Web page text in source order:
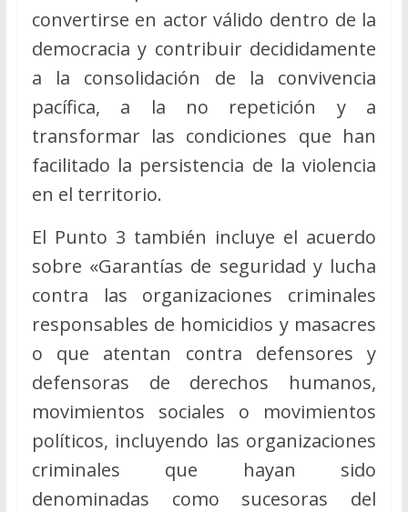
convertirse en actor válido dentro de la
democracia y contribuir decididamente
a la consolidación de la convivencia
pacífica, a la no repetición y a
transformar las condiciones que han
facilitado la persistencia de la violencia
en el territorio.
El Punto 3 también incluye el acuerdo
sobre «Garantías de seguridad y lucha
contra las organizaciones criminales
responsables de homicidios y masacres
o que atentan contra defensores y
defensoras de derechos humanos,
movimientos sociales o movimientos
políticos, incluyendo las organizaciones
criminales que hayan sido
denominadas como sucesoras del